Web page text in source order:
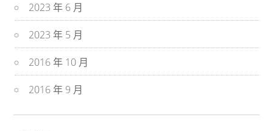
2023 年 6 月
2023 年 5 月
2016 年 10 月
2016 年 9 月